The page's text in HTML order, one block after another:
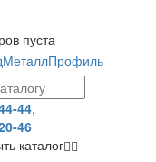
пуста
44,
46
каталог